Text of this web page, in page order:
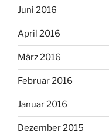
Juni 2016
April 2016
März 2016
Februar 2016
Januar 2016
Dezember 2015